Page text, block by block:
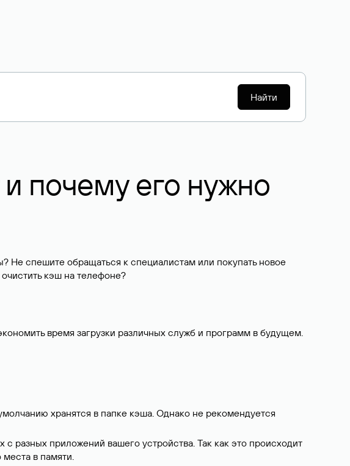
Найти
почему его нужно
Не спешите обращаться к специалистам или покупать новое
кэш на телефоне?
время загрузки различных служб и программ в будущем.
хранятся в папке кэша. Однако не рекомендуется
разных приложений вашего устройства. Так как это происходит
в памяти.